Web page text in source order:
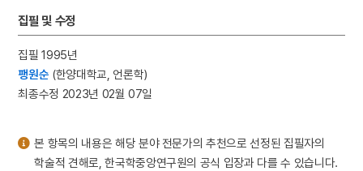
10 자유시사변
1
세조
5 김형순
집필 및 수정
집필 1995년
팽원순 (한양대학교, 언론학)
최종수정 2023년 02월 07일
본 항목의 내용은 해당 분야 전문가의 추천으로 선정된 집필자의
학술적 견해로, 한국학중앙연구원의 공식 입장과 다를 수 있습니다.